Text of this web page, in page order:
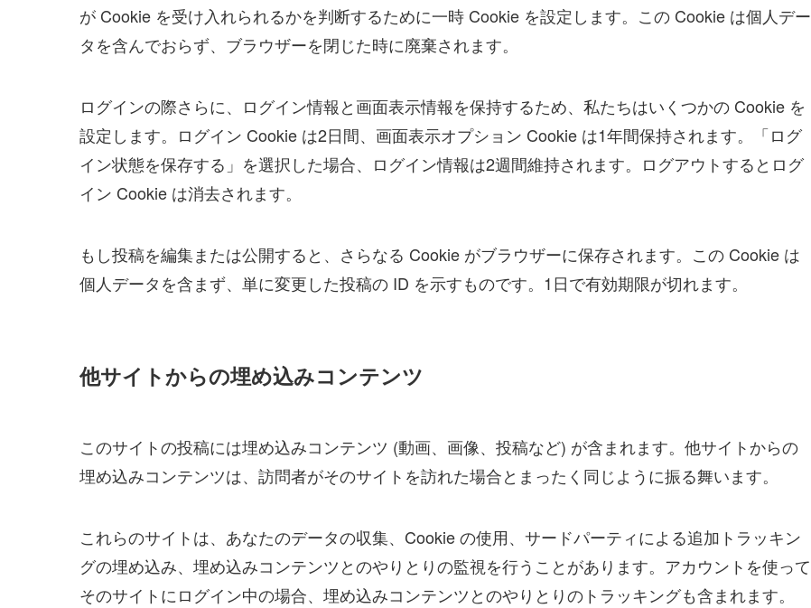
が Cookie を受け入れられるかを判断するために一時 Cookie を設定します。この Cookie は個人デー
タを含んでおらず、ブラウザーを閉じた時に廃棄されます。
ログインの際さらに、ログイン情報と画面表示情報を保持するため、私たちはいくつかの Cookie を
設定します。ログイン Cookie は2日間、画面表示オプション Cookie は1年間保持されます。「ログ
イン状態を保存する」を選択した場合、ログイン情報は2週間維持されます。ログアウトするとログ
イン Cookie は消去されます。
もし投稿を編集または公開すると、さらなる Cookie がブラウザーに保存されます。この Cookie は
個人データを含まず、単に変更した投稿の ID を示すものです。1日で有効期限が切れます。
他サイトからの埋め込みコンテンツ
このサイトの投稿には埋め込みコンテンツ (動画、画像、投稿など) が含まれます。他サイトからの
埋め込みコンテンツは、訪問者がそのサイトを訪れた場合とまったく同じように振る舞います。
これらのサイトは、あなたのデータの収集、Cookie の使用、サードパーティによる追加トラッキン
グの埋め込み、埋め込みコンテンツとのやりとりの監視を行うことがあります。アカウントを使って
そのサイトにログイン中の場合、埋め込みコンテンツとのやりとりのトラッキングも含まれます。